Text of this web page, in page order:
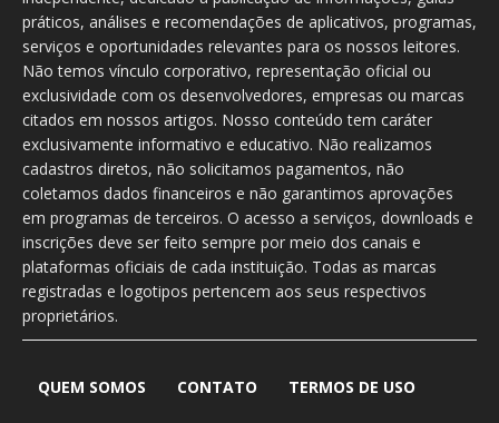
práticos, análises e recomendações de aplicativos, programas,
serviços e oportunidades relevantes para os nossos leitores.
Não temos vínculo corporativo, representação oficial ou
exclusividade com os desenvolvedores, empresas ou marcas
citados em nossos artigos. Nosso conteúdo tem caráter
exclusivamente informativo e educativo. Não realizamos
cadastros diretos, não solicitamos pagamentos, não
coletamos dados financeiros e não garantimos aprovações
em programas de terceiros. O acesso a serviços, downloads e
inscrições deve ser feito sempre por meio dos canais e
plataformas oficiais de cada instituição. Todas as marcas
registradas e logotipos pertencem aos seus respectivos
proprietários.
QUEM SOMOS CONTATO TERMOS DE USO